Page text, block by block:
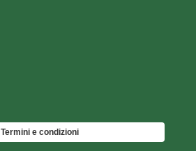
Termini e condizioni